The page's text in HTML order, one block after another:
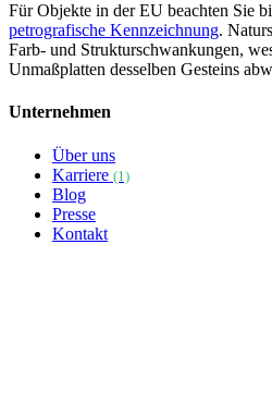
Für Objekte in der EU beachten Sie
petrografische Kennzeichnung.
Farb- und Strukturschwankungen,
Unmaßplatten desselben Gesteins
Unternehmen
Über uns
Karriere (1)
Blog
Presse
Kontakt